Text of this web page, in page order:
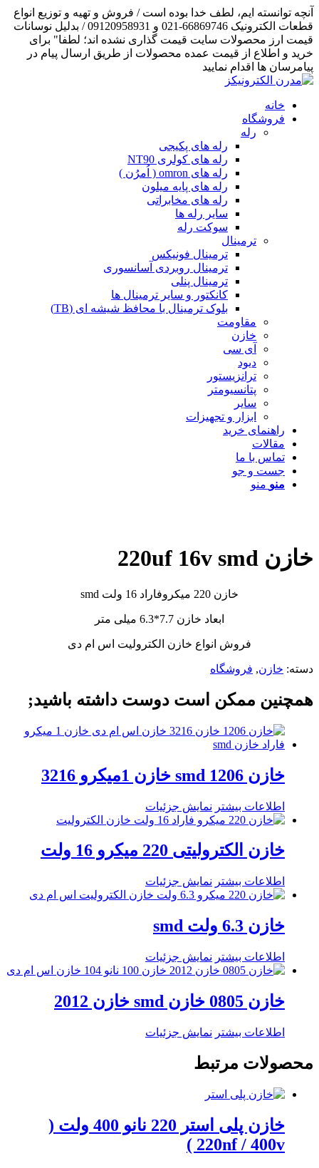
آنچه توانسته ایم، لطف خدا بوده است / فروش و تهیه و توزیع انواع
قطعات الکترونیک 66869746-021 و 09120958931 / بدلیل نوسانات
قیمت ارز محصولات سایت قیمت گذاری نشده اند؛ لطفا" برای
خرید و اطلاع از قیمت عمده محصولات از طریق ارسال پیام در
پیامرسان ها اقدام نمایید
خانه
فروشگاه
رله
رله های پکیجی
رله های کولری NT90
رله های omron ( اُمرُن )
رله های پایه میلون
رله های مخابراتی
سایر رله ها
سوکت رله
ترمینال
ترمینال فونیکس
ترمینال روبردی آسانسوری
ترمینال پنلی
کانکتور و سایر ترمینال ها
بلوک ترمینال با محافظ شیشه ای (TB)
مقاومت
خازن
آی سی
دیود
ترانزیستور
پتانسیومتر
سایر
ابزار و تجهیزات
راهنمای خرید
مقالات
تماس با ما
جست و جو
منو منو
خازن 220uf 16v smd
خازن 220 میکروفاراد 16 ولت smd
ابعاد خازن 7.7*6.3 میلی متر
فروش انواع خازن الکترولیت اس ام دی
دسته: خازن, فروشگاه
همچنین ممکن است دوست داشته باشید;
خازن smd 1206 خازن 1میکرو 3216
اطلاعات بیشتر نمایش جزئیات
خازن الکترولیتی 220 میکرو 16 ولت
اطلاعات بیشتر نمایش جزئیات
خازن 6.3 ولت smd
اطلاعات بیشتر نمایش جزئیات
خازن 0805 خازن smd خازن 2012
اطلاعات بیشتر نمایش جزئیات
محصولات مرتبط
خازن پلی استر 220 نانو 400 ولت (
220nf / 400v )